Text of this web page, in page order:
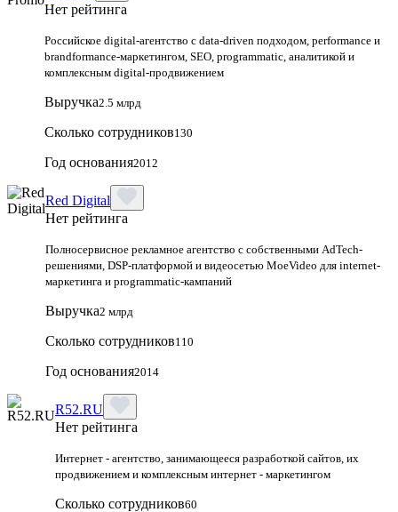
Нет рейтинга
Российское digital-агентство с data-driven подходом, performance и
brandformance-маркетингом, SEO, programmatic, аналитикой и
комплексным digital-продвижением
Выручка2.5 млрд
Сколько сотрудников130
Год основания2012
Red Digital
Нет рейтинга
Полносервисное рекламное агентство с собственными AdTech-
решениями, DSP-платформой и видеосетью MoeVideo для internet-
маркетинга и programmatic-кампаний
Выручка2 млрд
Сколько сотрудников110
Год основания2014
R52.RU
Нет рейтинга
Интернет - агентство, занимающееся разработкой сайтов, их
продвижением и комплексным интернет - маркетингом
Сколько сотрудников60